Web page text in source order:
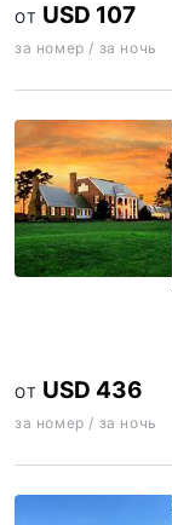
ОТ USD 107
за номер / за ночь
ОТ USD 436
за номер / за ночь